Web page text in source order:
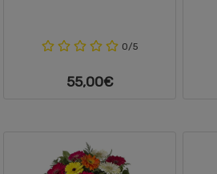
0/5
55,00€